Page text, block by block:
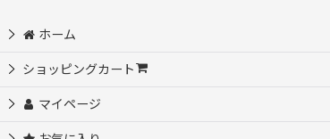
ホーム
ショッピングカート
マイページ